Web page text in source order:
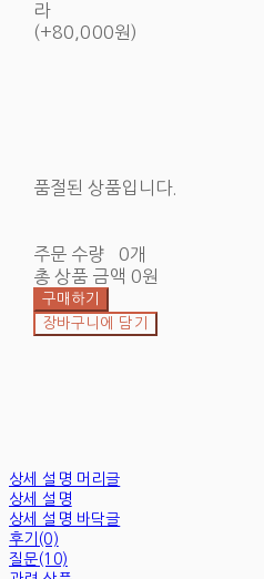
라
(+80,000원)
품절된 상품입니다.
주문 수량
0개
총 상품 금액 0원
구매하기
장바구니에 담기
상세 설명 머리글
상세 설명
상세 설명 바닥글
후기(0)
질문(10)